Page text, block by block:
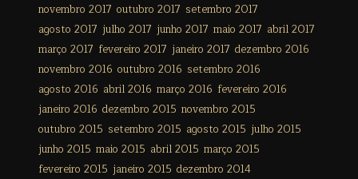
novembro 2017 outubro 2017 setembro 2017
agosto 2017 julho 2017 junho 2017 maio 2017 abril 2017
março 2017 fevereiro 2017 janeiro 2017 dezembro 2016
novembro 2016 outubro 2016 setembro 2016
agosto 2016 abril 2016 março 2016 fevereiro 2016
janeiro 2016 dezembro 2015 novembro 2015
outubro 2015 setembro 2015 agosto 2015 julho 2015
junho 2015 maio 2015 abril 2015 março 2015
fevereiro 2015 janeiro 2015 dezembro 2014